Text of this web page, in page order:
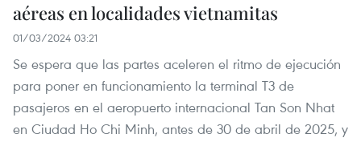
aéreas en localidades vietnamitas
01/03/2024 03:21
Se espera que las partes aceleren el ritmo de ejecución
para poner en funcionamiento la terminal T3 de
pasajeros en el aeropuerto internacional Tan Son Nhat
en Ciudad Ho Chi Minh, antes de 30 de abril de 2025, y